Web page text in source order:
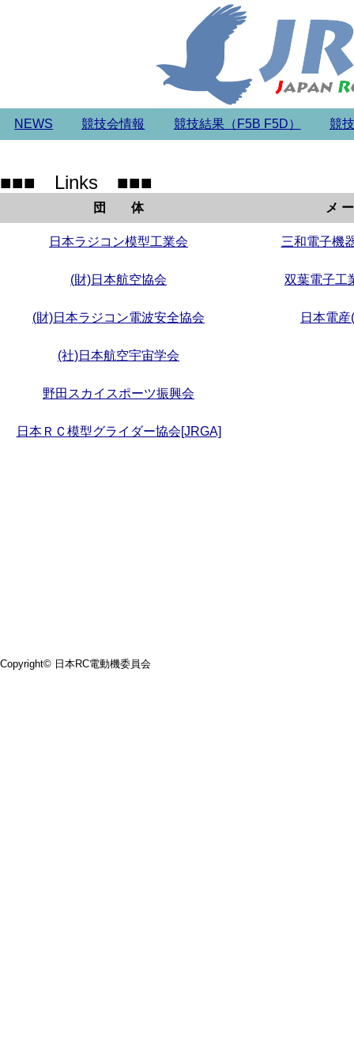
NEWS 競技会情報 競技結果（F5B F5D） 競
■■■ Links ■■■
団 体 メ
日本ラジコン模型工業会 三和電子機
(財)日本航空協会 双葉電子工
(財)日本ラジコン電波安全協会 日本電
(社)日本航空宇宙学会
野田スカイスポーツ振興会
日本ＲＣ模型グライダー協会[JRGA]
Copyright© 日本RC電動機委員会